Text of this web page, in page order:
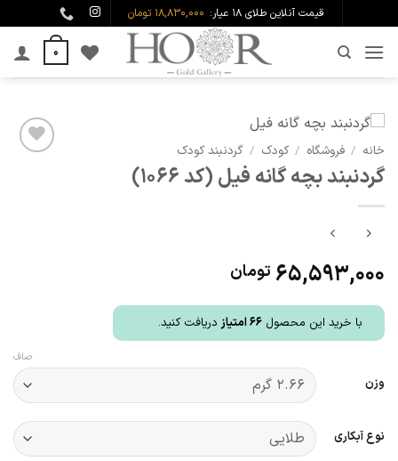
to
content
قیمت آنلاین طلای ۱۸ عیار: 18,830,000 تومان
0
خانه / فروشگاه / کودک / گردنبند کودک
گردنبند بچه گانه فیل (کد 1066)
65,593,000 تومان
با خرید این محصول 66امتیاز دریافت کنید.
وزن
نوع آبکاری
صاف